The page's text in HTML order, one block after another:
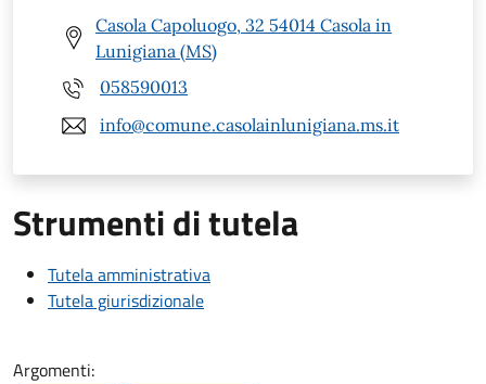
Casola Capoluogo, 32 54014 Casola in
Lunigiana (MS)
058590013
info@comune.casolainlunigiana.ms.it
Strumenti di tutela
Tutela amministrativa
Tutela giurisdizionale
Argomenti: